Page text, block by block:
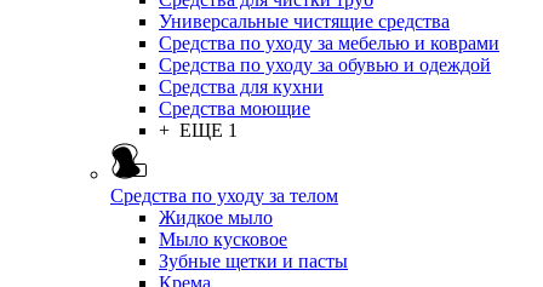
Универсальные чистящие средства
Средства по уходу за мебелью и коврами
Средства по уходу за обувью и одеждой
Средства для кухни
Средства моющие
+ ЕЩЕ 1
Средства по уходу за телом
Жидкое мыло
Мыло кусковое
Зубные щетки и пасты
Крема